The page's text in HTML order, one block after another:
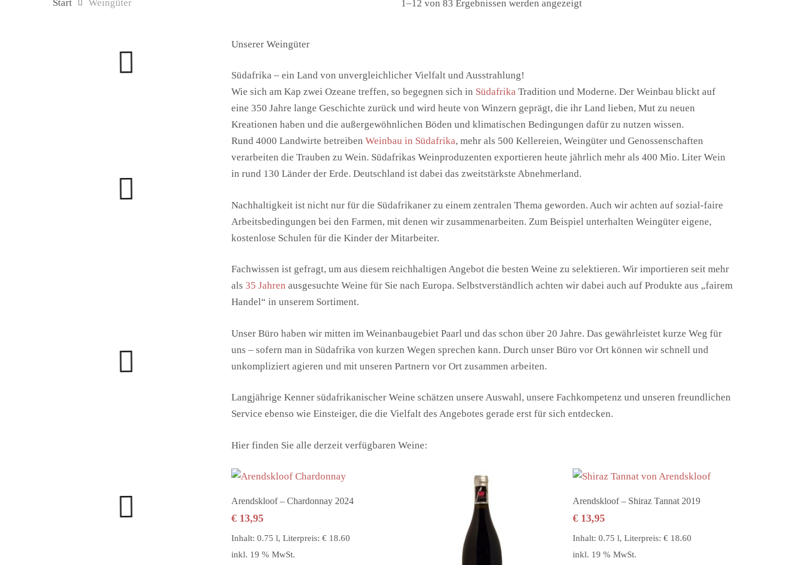
1–12 von 83 Ergebnissen werden angezeigt
Start Weingüter
Unserer Weingüter
Südafrika – ein Land von unvergleichlicher Vielfalt und Ausstrahlung!
Wie sich am Kap zwei Ozeane treffen, so begegnen sich in Südafrika Tradition und Moderne. Der Weinbau blickt auf
eine 350 Jahre lange Geschichte zurück und wird heute von Winzern geprägt, die ihr Land lieben, Mut zu neuen
Kreationen haben und die außergewöhnlichen Böden und klimatischen Bedingungen dafür zu nutzen wissen.
Rund 4000 Landwirte betreibenWeinbau in Südafrika, mehr als 500 Kellereien, Weingüter und Genossenschaften
verarbeiten die Trauben zu Wein. Südafrikas Weinproduzenten exportieren heute jährlich mehr als 400 Mio. Liter Wein
in rund 130 Länder der Erde. Deutschland ist dabei das zweitstärkste Abnehmerland.
Nachhaltigkeit ist nicht nur für die Südafrikaner zu einem zentralen Thema geworden. Auch wir achten auf sozial-faire
Arbeitsbedingungen bei den Farmen, mit denen wir zusammenarbeiten. Zum Beispiel unterhalten Weingüter eigene,
kostenlose Schulen für die Kinder der Mitarbeiter.
Fachwissen ist gefragt, um aus diesem reichhaltigen Angebot die besten Weine zu selektieren. Wir importieren seit mehr
als35 Jahren ausgesuchte Weine für Sie nach Europa. Selbstverständlich achten wir dabei auch auf Produkte aus „fairem
Handel“ in unserem Sortiment.
Unser Büro haben wir mitten im Weinanbaugebiet Paarl und das schon über 20 Jahre. Das gewährleistet kurze Weg für
uns – sofern man in Südafrika von kurzen Wegen sprechen kann. Durch unser Büro vor Ort können wir schnell und
unkompliziert agieren und mit unseren Partnern vor Ort zusammen arbeiten.
Langjährige Kenner südafrikanischer Weine schätzen unsere Auswahl, unsere Fachkompetenz und unseren freundlichen
Service ebenso wie Einsteiger, die die Vielfalt des Angebotes gerade erst für sich entdecken.
Hier finden Sie alle derzeit verfügbaren Weine:
In den Warenkorb
Arendskloof – Chardonnay 2024
€ 13,95
Inhalt: 0.75 l, Literpreis: € 18.60
inkl. 19 % MwSt.
In den Warenkorb
Arendskloof – Shiraz Tannat 2019
€ 13,95
Inhalt: 0.75 l, Literpreis: € 18.60
inkl. 19 % MwSt.